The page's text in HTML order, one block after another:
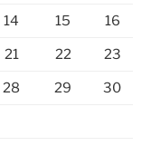
14 15 16
21 22 23
28 29 30